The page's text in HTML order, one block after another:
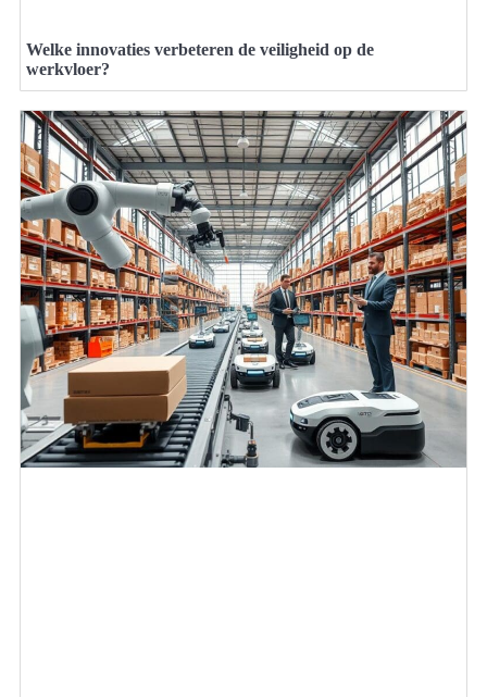
Welke innovaties verbeteren de veiligheid op de
werkvloer?